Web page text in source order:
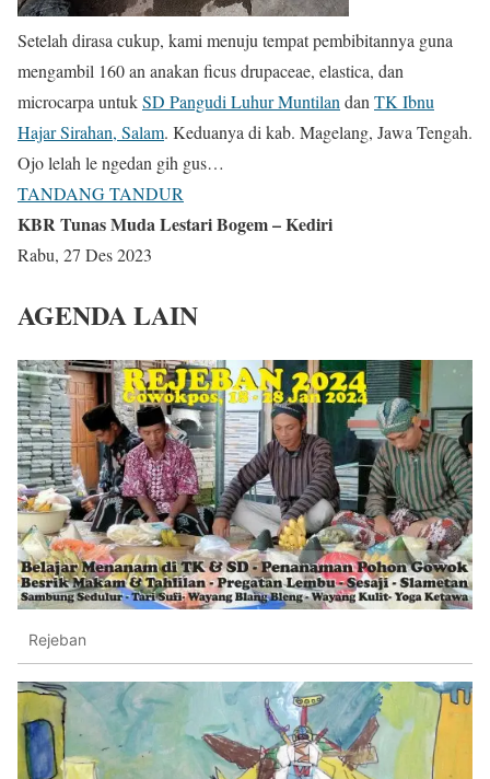
Setelah dirasa cukup, kami menuju tempat pembibitannya guna
mengambil 160 an anakan ficus drupaceae, elastica, dan
microcarpa untukSD Pangudi Luhur Muntilan dan TK Ibnu
Hajar Sirahan, Salam. Keduanya di kab. Magelang, Jawa Tengah.
Ojo lelah le ngedan gih gus…
TANDANG TANDUR
KBR Tunas Muda Lestari Bogem – Kediri
Rabu, 27 Des 2023
AGENDA LAIN
Rejeban